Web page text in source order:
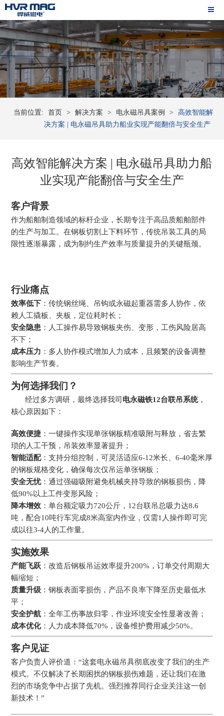
当前位置: 首页 > 解决方案 > 电永磁吊具案例 >
高效智能解
决方案 | 电永磁吊具助力船业实现产能翻倍与安全生产
高效智能解决方案 | 电永磁吊具助力船
业实现产能翻倍与安全生产
客户背景
作为船舶制造领域的标杆企业，长期专注于高品质船舶部件
的生产与加工。在钢板切割上下料环节，传统吊装工具的局
限性逐渐暴露，成为制约生产效率与质量提升的关键瓶颈。
行业痛点
效率低下 ：传统钢丝绳、吊钩或永磁起重器需多人协作，依
赖人工撬板、夹板，定位耗时长；
安全隐患 ：人工操作易导致钢板夹伤、变形，工伤风险居高
不下；
成本压力 ：多人协作模式增加人力成本，且频繁的设备调整
影响生产节奏。
为何选择我们？
经过多方调研，最终选择我司 电永磁铁12台联吊系统，
核心原因如下：
高效便捷 ：一键操作实现单张钢板精准吸附与释放，省去繁
琐的人工干预，吊装效率显著提升；
智能适配：支持分组控制，可灵活适应6-12米长、6-40毫米厚
的钢板规格变化，确保每次仅吊运单张钢板；
安全无忧：通过强磁吸附避免机械夹持导致的钢板损伤，降
低90%以上工件变形风险；
降本增效 ：单台额定吸力720公斤，12台联吊总吸力达8.6
吨，配合10吨行车完成8米高室内作业，仅需1人操作即可完
成以往3-4人的工作量。
实施效果
产能飞跃 ：改造后钢板吊运效率提升200%，订单交付周期大
幅缩短；
质量升级 ：钢板表面零损伤，产品不良率下降至历史最低水
平；
安全护航 ：全年工伤事故归零，作业环境安全性显著改善；
成本优化：人力成本降低70%，设备维护费用减少50%。
客户见证
客户负责人评价道：“这套电永磁吊具彻底改变了我们的生产
模式。不仅解决了长期困扰的钢板损伤难题，还让我们在激
烈的市场竞争中占据了先机。强烈推荐同行企业关注这一创
新技术！”